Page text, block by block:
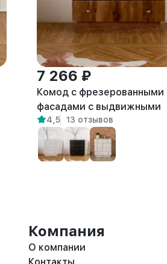
7 266 ₽
Комод с фрезерованными
фасадами с выдвижными
ящиками Лиму амаретто
4,5 13 отзывов
Компания
О компании
Контакты